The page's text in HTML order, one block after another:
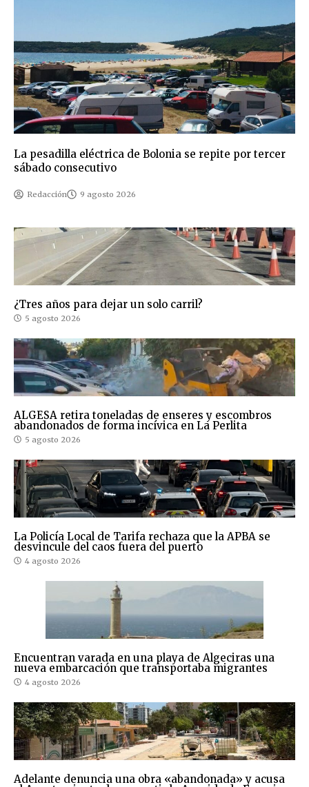
La pesadilla eléctrica de Bolonia se repite por tercer
sábado consecutivo
Redacción 9 agosto 2026
¿Tres años para dejar un solo carril?
5 agosto 2026
ALGESA retira toneladas de enseres y escombros
abandonados de forma incívica en La Perlita
5 agosto 2026
La Policía Local de Tarifa rechaza que la APBA se
desvincule del caos fuera del puerto
4 agosto 2026
Encuentran varada en una playa de Algeciras una
nueva embarcación que transportaba migrantes
4 agosto 2026
Adelante denuncia una obra «abandonada» y acusa